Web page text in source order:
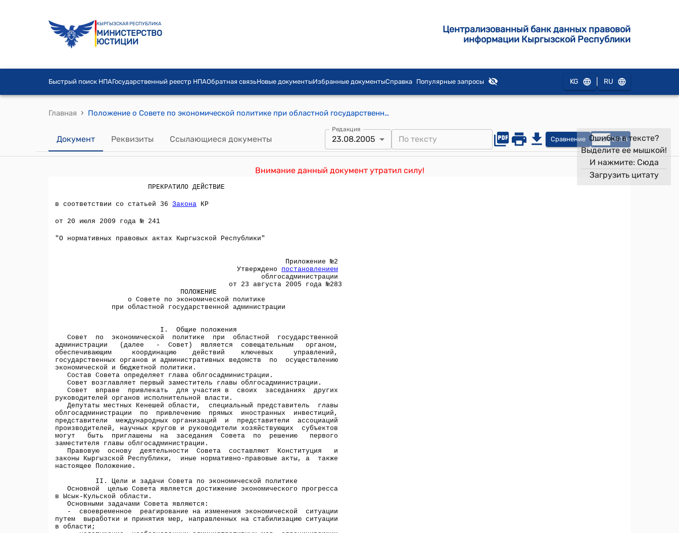
КЫРГЫЗСКАЯ РЕСПУБЛИКА
МИНИСТЕРСТВО
ЮСТИЦИИ
Централизованный банк данных правовой
информации Кыргызской Республики
Быстрый поиск НПАГосударственный реестр НПАОбратная связьНовые документыИзбранные документыСправка Популярные запросы KG RU
Главная › Положение о Совете по экономической политике при областной государственной администрации (утверждено постановлением Ысыккульской облгосадминистрации от 23 августа 2005 года №283)
Документ Реквизиты Ссылающиеся документы
Редакция
23.08.2005 Сравнение OPEN DATA
Внимание данный документ утратил силу!
Ошибка в тексте?
Выделите ее мышкой!
И нажмите: Сюда
Загрузить цитату